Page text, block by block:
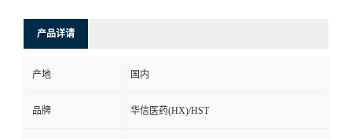
式
产品详请
产地 国内
品牌 华信医药(HX)/HST